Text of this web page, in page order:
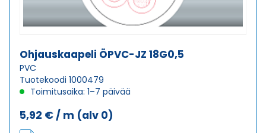
Ohjauskaapeli ÖPVC-JZ 18G0,5
PVC
Tuotekoodi 1000479
Toimitusaika: 1–7 päivää
5,92 € / m (alv 0)